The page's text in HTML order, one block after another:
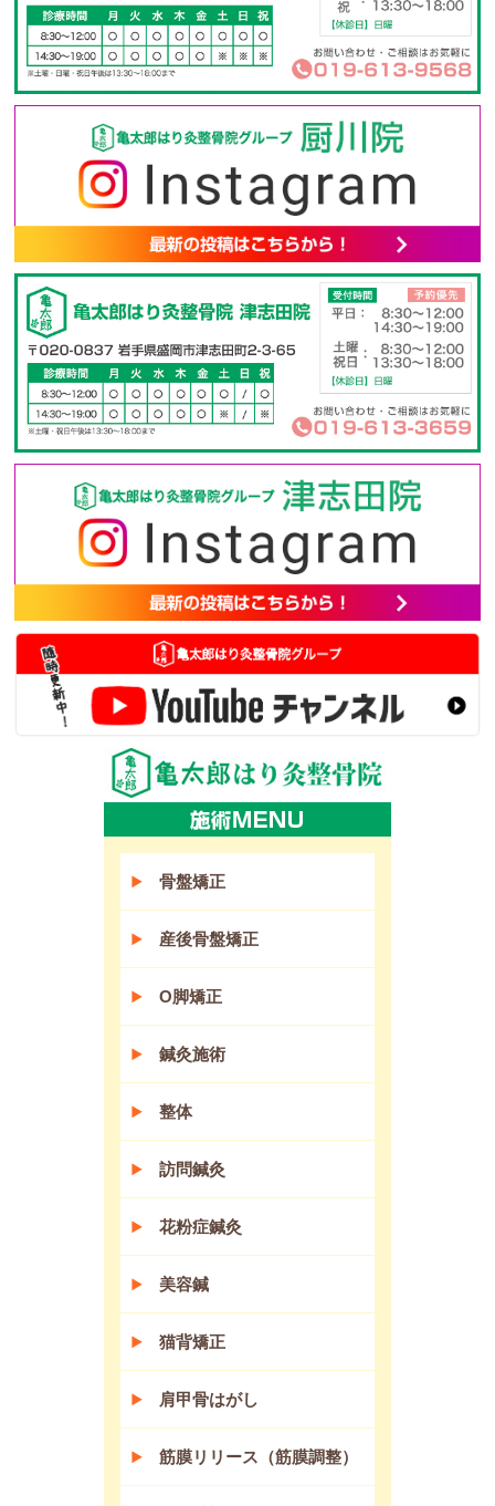
骨盤矯正
産後骨盤矯正
O脚矯正
鍼灸施術
整体
訪問鍼灸
花粉症鍼灸
美容鍼
猫背矯正
肩甲骨はがし
筋膜リリース（筋膜調整）